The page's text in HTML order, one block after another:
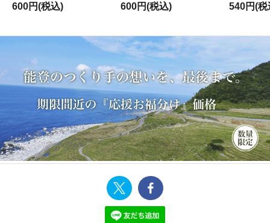
600円(税込) 600円(税込) 540円(税